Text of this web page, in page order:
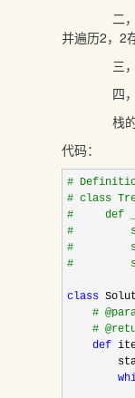
二，此时
并遍历2，2
三，5没
四，1有
栈的变化
代码：
#
# class
#
def
#
#
#
class
#
#
def